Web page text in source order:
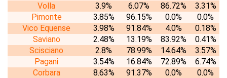
Volla
3.9% 6.07% 86.72%
3.31%
Pimonte
3.85% 96.15% 0.0%
0.0%
Vico Equense
3.98% 91.84% 4.0%
0.18%
Saviano
2.48% 13.19% 83.92%
0.41%
Scisciano
2.8% 78.99% 14.64%
3.57%
Pagani
3.54% 16.84% 72.89%
6.74%
Corbara
8.63% 91.37% 0.0%
0.0%